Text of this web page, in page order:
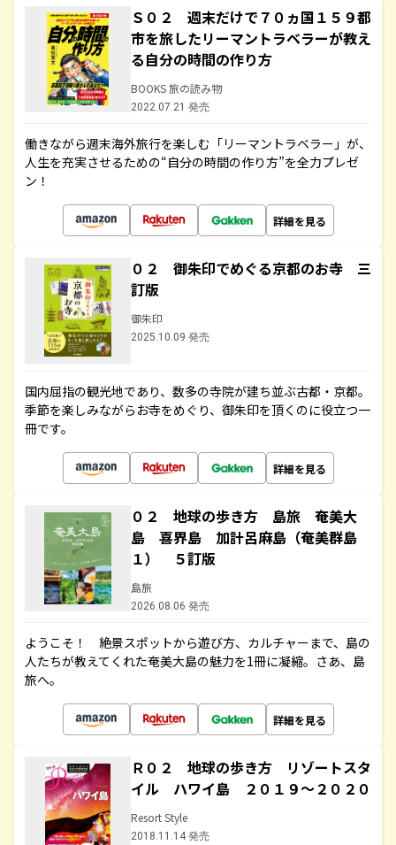
Ｓ０２ 週末だけで７０ヵ国１５９都
市を旅したリーマントラベラーが教え
る自分の時間の作り方
BOOKS 旅の読み物
2022.07.21 発売
働きながら週末海外旅行を楽しむ「リーマントラベラー」が、
人生を充実させるための“自分の時間の作り方”を全力プレゼ
ン！
詳細を見る
０２ 御朱印でめぐる京都のお寺 三
訂版
御朱印
2025.10.09 発売
国内屈指の観光地であり、数多の寺院が建ち並ぶ古都・京都。
季節を楽しみながらお寺をめぐり、御朱印を頂くのに役立つ一
冊です。
詳細を見る
０２ 地球の歩き方 島旅 奄美大
島 喜界島 加計呂麻島（奄美群島
１） ５訂版
島旅
2026.08.06 発売
ようこそ！ 絶景スポットから遊び方、カルチャーまで、島の
人たちが教えてくれた奄美大島の魅力を1冊に凝縮。さあ、島
旅へ。
詳細を見る
Ｒ０２ 地球の歩き方 リゾートスタ
イル ハワイ島 ２０１９～２０２０
Resort Style
2018.11.14 発売